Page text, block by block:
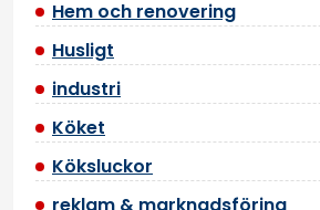
Hem och renovering
Husligt
industri
Köket
Köksluckor